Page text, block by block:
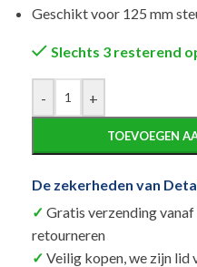
Geschikt voor 125 mm
Slechts 3 resterend
- +
TOEVOEGEN
Alternative:
De zekerheden van
Gratis verzending
retourneren
Veilig kopen, we zijn lid